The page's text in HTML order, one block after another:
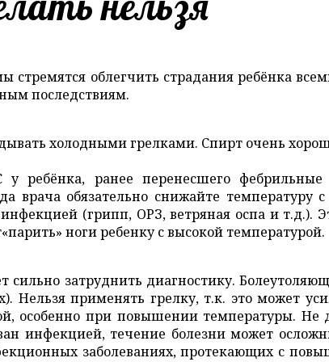
стремятся облегчить страдания ребёнка
последствиям.
холодными грелками. Спирт очень
ребёнка, ранее перенесшего фебрильные
обязательно снижайте температуру
(грипп, ОРЗ, ветряная оспа и т.д.).
ноги ребенку с высокой температурой.
затруднить диагностику.
Нельзя применять грелку, т.к. это может
особенно при повышении температуры.
инфекцией, течение болезни может
заболеваниях, протекающих с